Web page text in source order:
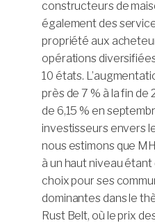
constructeurs de
également des
propriété aux
opérations
10 états.
près de 7 % à la fin
de 6,15 % en
investisseurs envers
nous estimons que
à un haut niveau
choix pour ses
dominantes dans le
Rust Belt, où le prix